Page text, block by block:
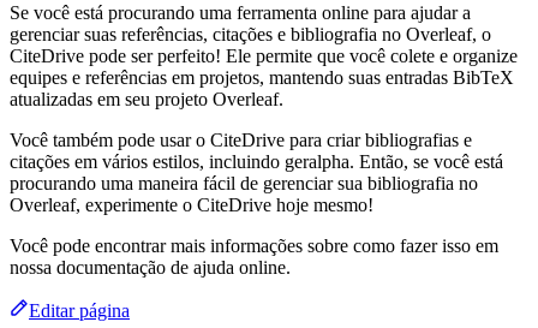
Se você está procurando uma ferramenta online para ajudar a
gerenciar suas referências, citações e bibliografia no Overleaf, o
CiteDrive pode ser perfeito! Ele permite que você colete e organize
equipes e referências em projetos, mantendo suas entradas BibTeX
atualizadas em seu projeto Overleaf.
Você também pode usar o CiteDrive para criar bibliografias e
citações em vários estilos, incluindo geralpha. Então, se você está
procurando uma maneira fácil de gerenciar sua bibliografia no
Overleaf, experimente o CiteDrive hoje mesmo!
Você pode encontrar mais informações sobre como fazer isso em
nossa documentação de ajuda online.
Editar página